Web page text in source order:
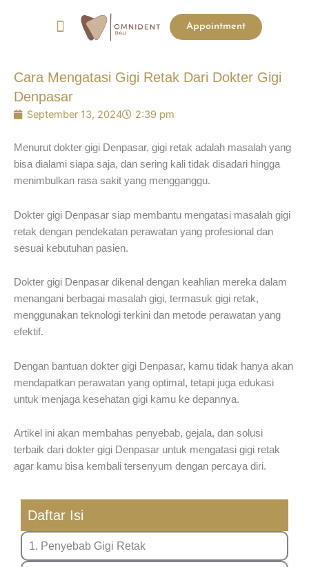
Menu Appointment
Cara Mengatasi Gigi Retak Dari Dokter Gigi
Denpasar
September 13, 2024 2:39 pm
Menurut dokter gigi Denpasar, gigi retak adalah masalah yang
bisa dialami siapa saja, dan sering kali tidak disadari hingga
menimbulkan rasa sakit yang mengganggu.
Dokter gigi Denpasar siap membantu mengatasi masalah gigi
retak dengan pendekatan perawatan yang profesional dan
sesuai kebutuhan pasien.
Dokter gigi Denpasar dikenal dengan keahlian mereka dalam
menangani berbagai masalah gigi, termasuk gigi retak,
menggunakan teknologi terkini dan metode perawatan yang
efektif.
Dengan bantuan dokter gigi Denpasar, kamu tidak hanya akan
mendapatkan perawatan yang optimal, tetapi juga edukasi
untuk menjaga kesehatan gigi kamu ke depannya.
Artikel ini akan membahas penyebab, gejala, dan solusi
terbaik dari dokter gigi Denpasar untuk mengatasi gigi retak
agar kamu bisa kembali tersenyum dengan percaya diri.
Daftar Isi
1. Penyebab Gigi Retak